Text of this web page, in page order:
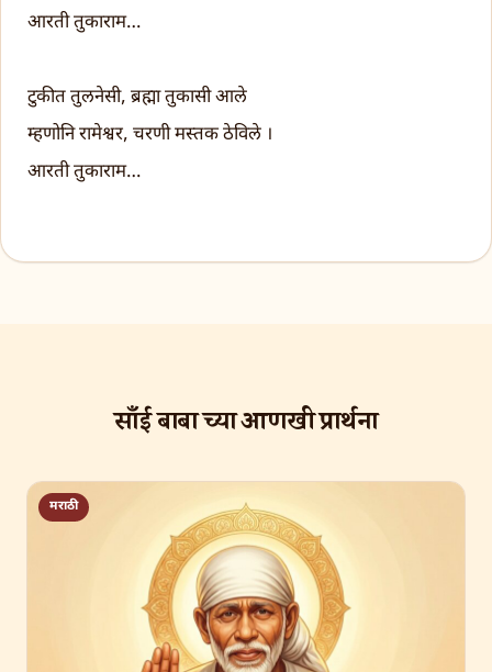
आरती तुकाराम…
टुकीत तुलनेसी, ब्रह्मा तुकासी आले
म्हणोनि रामेश्वर, चरणी मस्तक ठेविले ।
आरती तुकाराम…
साँई बाबा च्या आणखी प्रार्थना
मराठी